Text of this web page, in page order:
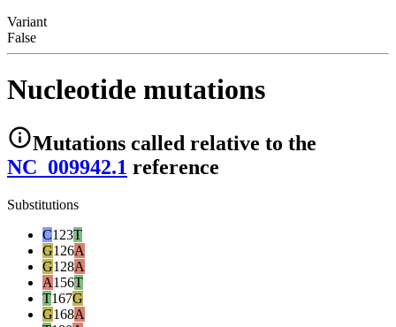
Variant
False
Nucleotide mutations
Mutations called relative to the
NC_009942.1 reference
Substitutions
C123T
G126A
G128A
A156T
T167G
G168A